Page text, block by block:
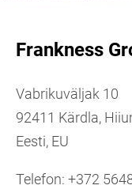
Frankness
Vabrikuväljak 10
92411 Kärdla,
Eesti, EU
Telefon: +372